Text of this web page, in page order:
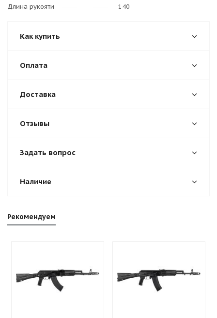
Длина рукояти
140
Как купить
Оплата
Доставка
Отзывы
Задать вопрос
Наличие
Рекомендуем